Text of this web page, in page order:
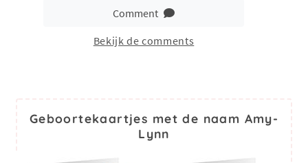
Comment
Bekijk de comments
Geboortekaartjes met de naam Amy-
Lynn